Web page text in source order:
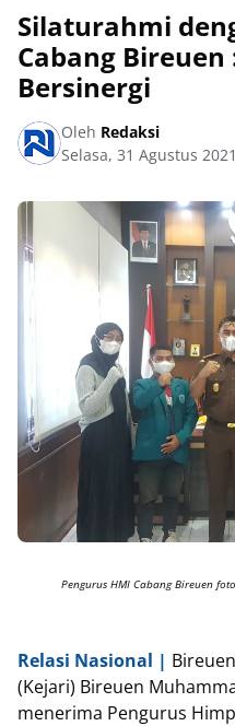
Silaturahmi
Cabang
Bersinergi
Oleh Redaksi
Selasa, 31 Agustus
Pengurus HMI Cabang Bireuen
Relasi Nasional |
(Kejari) Bireuen
menerima Pengurus